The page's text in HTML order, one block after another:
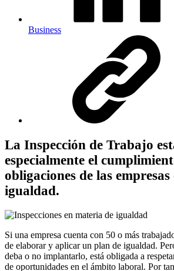
Business
La Inspección de Trabajo
especialmente el
obligaciones de las
igualdad.
Si una empresa cuenta con 50 o más
de elaborar y aplicar un plan de igualdad.
deba o no implantarlo, está obligada a
de oportunidades en el ámbito laboral. Por